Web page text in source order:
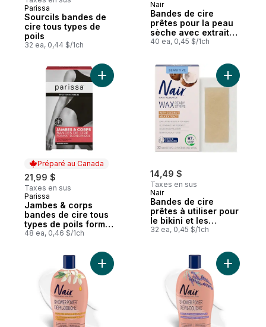
Préparé au Canada
Parissa
Sourcils bandes de
cire tous types de
poils
32 ea, 0,44 $/1ch
Nair
Bandes de cire
prêtes pour la peau
sèche avec extrait
d’aloès biologique
40 ea, 0,45 $/1ch
Préparé au Canada
21,99 $
Taxes en sus
Préparé au Canada
Parissa
Jambes & corps
bandes de cire tous
types de poils format
economique
48 ea, 0,46 $/1ch
Ajouter Jambes & corps bandes de cire
14,49 $
Taxes en sus
Nair
Bandes de cire
prêtes à utiliser pour
le bikini et les
aisselles avec de
32 ea, 0,45 $/1ch
Ajouter
Ajouter Huile D'Argan Dépil-Douche au
Ajouter